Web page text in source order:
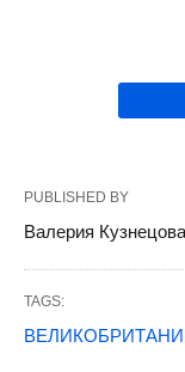
PUBLISHED BY
Валерия Кузнецова
TAGS: